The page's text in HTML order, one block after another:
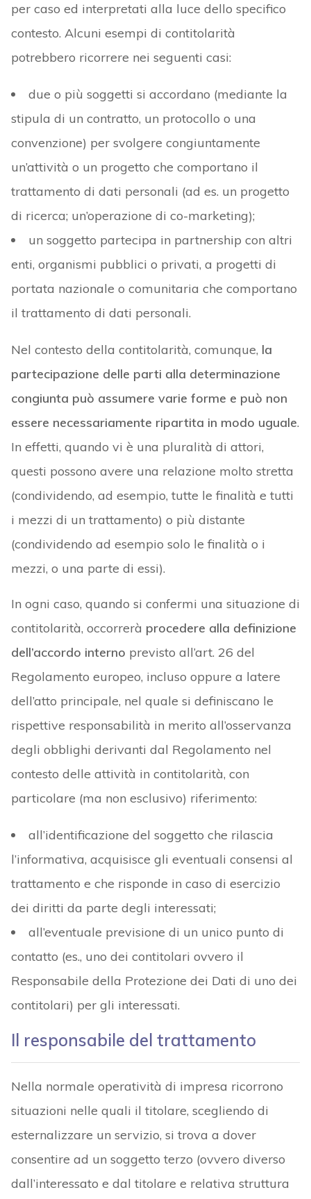
per caso ed interpretati alla luce dello specifico
contesto. Alcuni esempi di contitolarità
potrebbero ricorrere nei seguenti casi:
due o più soggetti si accordano (mediante la
stipula di un contratto, un protocollo o una
convenzione) per svolgere congiuntamente
un’attività o un progetto che comportano il
trattamento di dati personali (ad es. un progetto
di ricerca; un’operazione di co-marketing);
un soggetto partecipa in partnership con altri
enti, organismi pubblici o privati, a progetti di
portata nazionale o comunitaria che comportano
il trattamento di dati personali.
Nel contesto della contitolarità, comunque, la
partecipazione delle parti alla determinazione
congiunta può assumere varie forme e può non
essere necessariamente ripartita in modo uguale.
In effetti, quando vi è una pluralità di attori,
questi possono avere una relazione molto stretta
(condividendo, ad esempio, tutte le finalità e tutti
i mezzi di un trattamento) o più distante
(condividendo ad esempio solo le finalità o i
mezzi, o una parte di essi).
In ogni caso, quando si confermi una situazione di
contitolarità, occorrerà procedere alla definizione
dell’accordo interno previsto all’art. 26 del
Regolamento europeo, incluso oppure a latere
dell’atto principale, nel quale si definiscano le
rispettive responsabilità in merito all’osservanza
degli obblighi derivanti dal Regolamento nel
contesto delle attività in contitolarità, con
particolare (ma non esclusivo) riferimento:
all’identificazione del soggetto che rilascia
l’informativa, acquisisce gli eventuali consensi al
trattamento e che risponde in caso di esercizio
dei diritti da parte degli interessati;
all’eventuale previsione di un unico punto di
contatto (es., uno dei contitolari ovvero il
Responsabile della Protezione dei Dati di uno dei
contitolari) per gli interessati.
Il responsabile del trattamento
Nella normale operatività di impresa ricorrono
situazioni nelle quali il titolare, scegliendo di
esternalizzare un servizio, si trova a dover
consentire ad un soggetto terzo (ovvero diverso
dall’interessato e dal titolare e relativa struttura